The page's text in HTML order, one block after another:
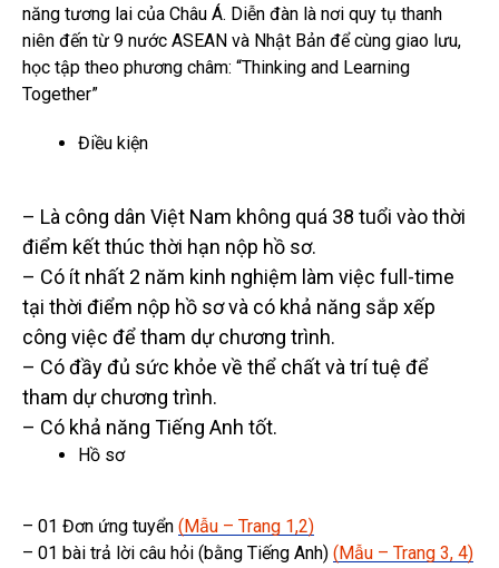
năng tương lai của Châu Á. Diễn đàn là nơi quy tụ thanh
niên đến từ 9 nước ASEAN và Nhật Bản để cùng giao lưu,
học tập theo phương châm: “Thinking and Learning
Together”
Điều kiện
– Là công dân Việt Nam không quá 38 tuổi vào thời
điểm kết thúc thời hạn nộp hồ sơ.
– Có ít nhất 2 năm kinh nghiệm làm việc full-time
tại thời điểm nộp hồ sơ và có khả năng sắp xếp
công việc để tham dự chương trình.
– Có đầy đủ sức khỏe về thể chất và trí tuệ để
tham dự chương trình.
– Có khả năng Tiếng Anh tốt.
Hồ sơ
– 01 Đơn ứng tuyển (Mẫu – Trang 1,2)
– 01 bài trả lời câu hỏi (bằng Tiếng Anh) (Mẫu – Trang 3, 4)